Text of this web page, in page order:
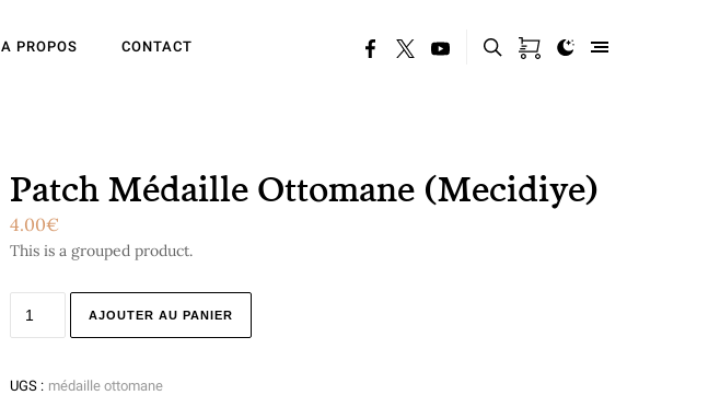
A PROPOS CONTACT
Patch Médaille Ottomane (Mecidiye)
4.00€
This is a grouped product.
AJOUTER AU PANIER
UGS : médaille ottomane